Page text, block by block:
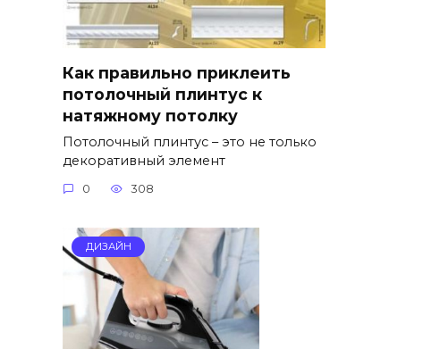
Как правильно приклеить
потолочный плинтус к
натяжному потолку
Потолочный плинтус – это не только
декоративный элемент
0 308
ДИЗАЙН